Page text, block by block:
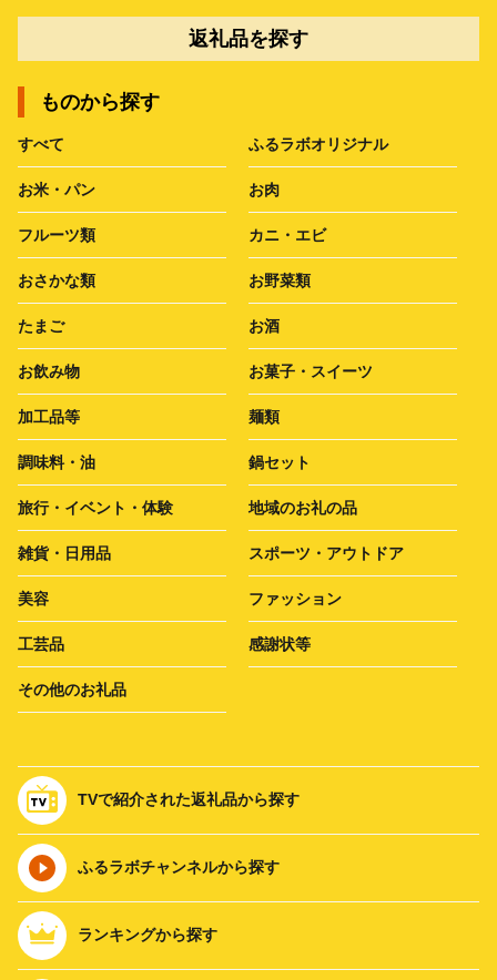
返礼品を探す
ものから探す
すべて ふるラボオリジナル
お米・パン お肉
フルーツ類 カニ・エビ
おさかな類 お野菜類
たまご お酒
お飲み物 お菓子・スイーツ
加工品等 麺類
調味料・油 鍋セット
旅行・イベント・体験 地域のお礼の品
雑貨・日用品 スポーツ・アウトドア
美容 ファッション
工芸品 感謝状等
その他のお礼品
TVで紹介された返礼品から探す
ふるラボチャンネルから探す
ランキングから探す